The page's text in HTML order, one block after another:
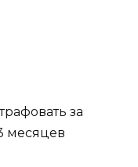
за
месяцев